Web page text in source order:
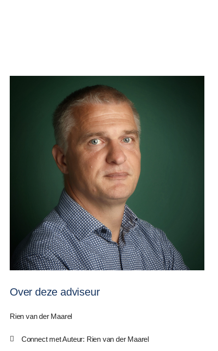
Over deze adviseur
Rien van der Maarel
Connect met Auteur: Rien van der Maarel